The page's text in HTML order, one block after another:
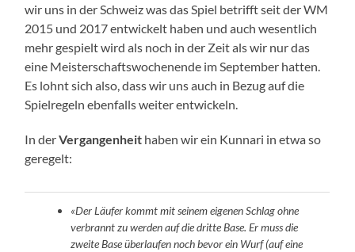
wir uns in der Schweiz was das Spiel betrifft seit der WM
2015 und 2017 entwickelt haben und auch wesentlich
mehr gespielt wird als noch in der Zeit als wir nur das
eine Meisterschaftswochenende im September hatten.
Es lohnt sich also, dass wir uns auch in Bezug auf die
Spielregeln ebenfalls weiter entwickeln.
In derVergangenheit haben wir ein Kunnari in etwa so
geregelt:
«Der Läufer kommt mit seinem eigenen Schlag ohne
verbrannt zu werden auf die dritte Base. Er muss die
zweite Base überlaufen noch bevor ein Wurf (auf eine